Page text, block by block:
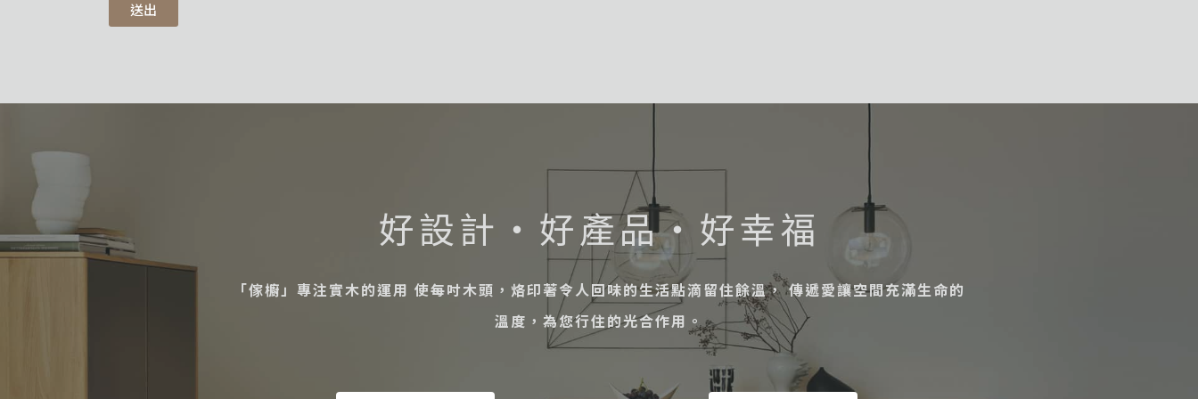
送出
好設計・好產品・好幸福
「傢櫥」專注實木的運用 使每吋木頭，烙印著令人回味的生活點滴留住餘溫， 傳遞愛讓空間充滿生命的
溫度，為您行住的光合作用。